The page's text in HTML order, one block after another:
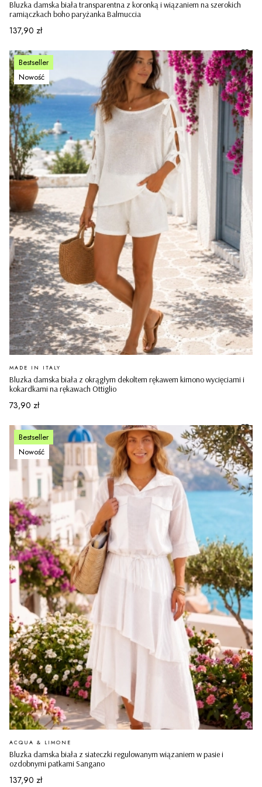
Bluzka damska biała transparentna z koronką i wiązaniem na szerokich
ramiączkach boho paryżanka Balmuccia
Cena
137,90 zł
Bestseller
Nowość
Bluzka damska biała z okrągłym dekoltem rękawem kimono wycięciami i
kokardkami na rękawach Ottiglio
PRODUCENT
MADE IN ITALY
Cena
73,90 zł
Bestseller
Nowość
Bluzka damska biała z siateczki regulowanym wiązaniem w pasie i
ozdobnymi patkami Sangano
PRODUCENT
ACQUA & LIMONE
Cena
137,90 zł